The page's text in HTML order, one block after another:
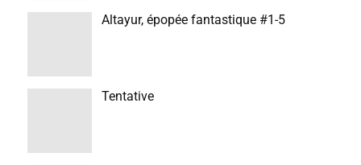
Altayur, épopée fantastique #1-5
Tentative